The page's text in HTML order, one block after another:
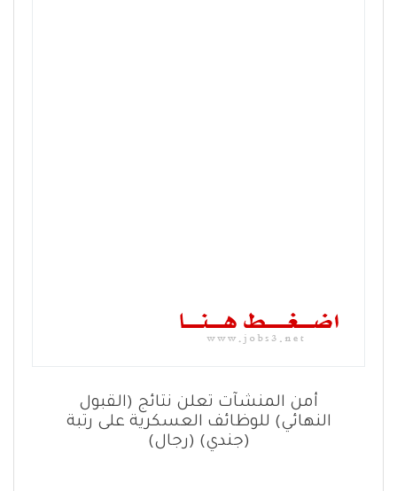
أمن المنشآت تعلن نتائج (القبول
النهائي) للوظائف العسكرية على رتبة
(جندي) (رجال)